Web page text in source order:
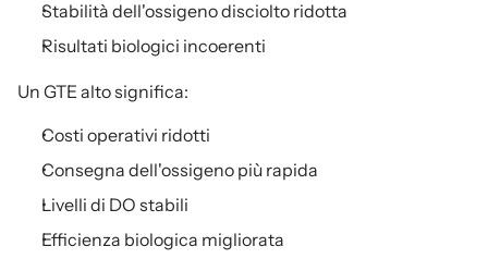
Stabilità dell'ossigeno disciolto ridotta
Risultati biologici incoerenti
Un GTE alto significa:
Costi operativi ridotti
Consegna dell'ossigeno più rapida
Livelli di DO stabili
Efficienza biologica migliorata